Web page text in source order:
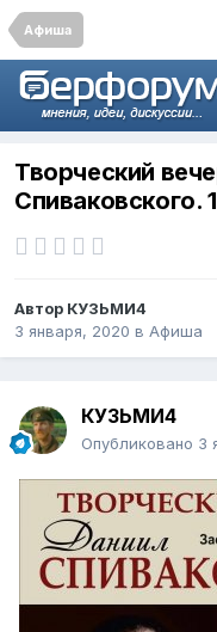
Афиша
Творческий
Спиваковского.
Автор КУЗЬМИ4
3 января, 2020 в Афиша
КУЗЬМИ4
Опубликовано 3